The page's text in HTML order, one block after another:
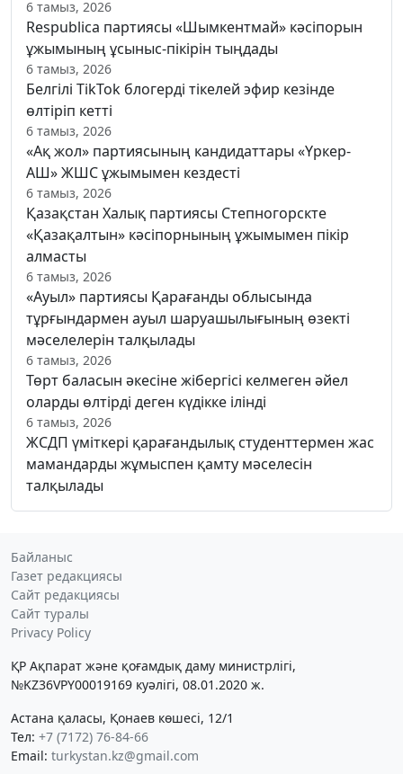
6 тамыз, 2026
Respublica партиясы «Шымкентмай» кәсіпорын
ұжымының ұсыныс-пікірін тыңдады
6 тамыз, 2026
Белгілі TikTok блогерді тікелей эфир кезінде
өлтіріп кетті
6 тамыз, 2026
«Ақ жол» партиясының кандидаттары «Үркер-
АШ» ЖШС ұжымымен кездесті
6 тамыз, 2026
Қазақстан Халық партиясы Степногорскте
«Қазақалтын» кәсіпорнының ұжымымен пікір
алмасты
6 тамыз, 2026
«Ауыл» партиясы Қарағанды облысында
тұрғындармен ауыл шаруашылығының өзекті
мәселелерін талқылады
6 тамыз, 2026
Төрт баласын әкесіне жібергісі келмеген әйел
оларды өлтірді деген күдікке ілінді
6 тамыз, 2026
ЖСДП үміткері қарағандылық студенттермен жас
мамандарды жұмыспен қамту мәселесін
талқылады
Байланыс
Газет редакциясы
Сайт редакциясы
Сайт туралы
Privacy Policy
ҚР Ақпарат және қоғамдық даму министрлігі,
№KZ36VPY00019169 куәлігі, 08.01.2020 ж.
Астана қаласы, Қонаев көшесі, 12/1
Тел: +7 (7172) 76-84-66
Email: turkystan.kz@gmail.com